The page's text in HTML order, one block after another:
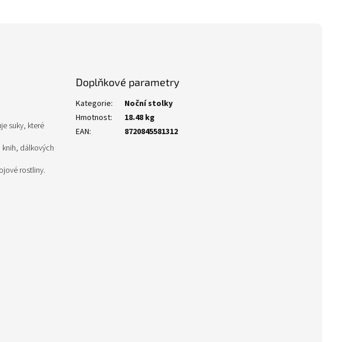
suky, které
dálkových
rostliny.
Doplňkové parametry
Kategorie:
Noční stolky
Hmotnost:
18.48 kg
EAN: 8720845581312